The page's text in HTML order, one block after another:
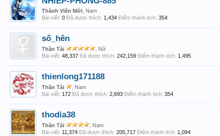
Thành Viên Mới , Nam
Bài viết: 0 Đã được thích: 1,434 Điểm thành tích: 354
số_hên
Thần Tài
, Nữ
Bài viết: 48,337 Đã được thích: 242,159 Điểm thành tích: 1,495
thienlong171188
Thần Tài
, Nam
Bài viết: 172 Đã được thích: 2,693 Điểm thành tích: 354
thodia38
Thần Tài
, Nam
Bài viết: 11,374 Đã được thích: 205,717 Điểm thành tích: 1,094